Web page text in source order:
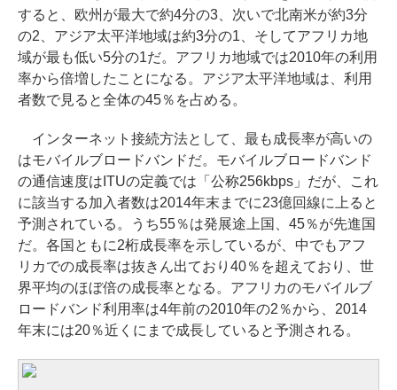
すると、欧州が最大で約4分の3、次いで北南米が約3分
の2、アジア太平洋地域は約3分の1、そしてアフリカ地
域が最も低い5分の1だ。アフリカ地域では2010年の利用
率から倍増したことになる。アジア太平洋地域は、利用
者数で見ると全体の45％を占める。
インターネット接続方法として、最も成長率が高いの
はモバイルブロードバンドだ。モバイルブロードバンド
の通信速度はITUの定義では「公称256kbps」だが、これ
に該当する加入者数は2014年末までに23億回線に上ると
予測されている。うち55％は発展途上国、45％が先進国
だ。各国ともに2桁成長率を示しているが、中でもアフ
リカでの成長率は抜きん出ており40％を超えており、世
界平均のほぼ倍の成長率となる。アフリカのモバイルブ
ロードバンド利用率は4年前の2010年の2％から、2014
年末には20％近くにまで成長していると予測される。